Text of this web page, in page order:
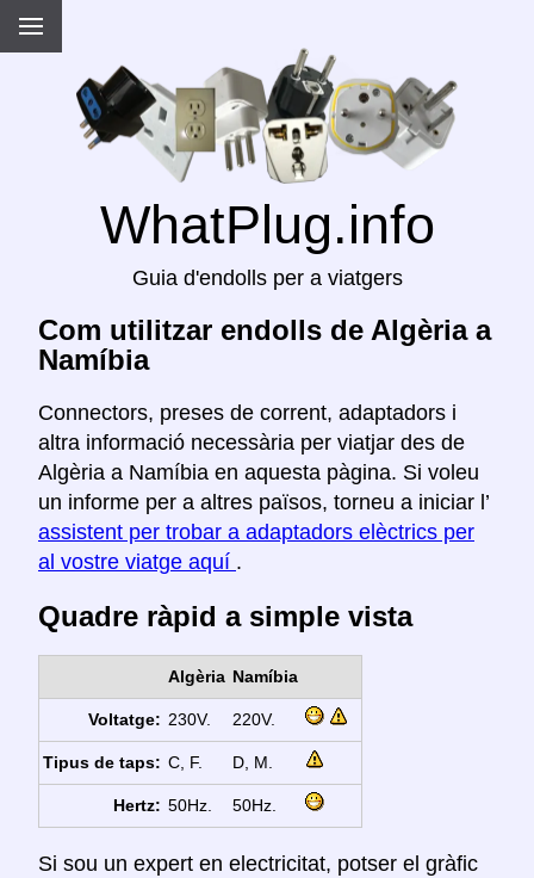
WhatPlug.info
Guia d'endolls per a viatgers
Com utilitzar endolls de Algèria a
Namíbia
Connectors, preses de corrent, adaptadors i
altra informació necessària per viatjar des de
Algèria a Namíbia en aquesta pàgina. Si voleu
un informe per a altres països, torneu a iniciar l’
assistent per trobar a adaptadors elèctrics per
al vostre viatge aquí .
Quadre ràpid a simple vista
Algèria Namíbia
Voltatge: 230V. 220V.
Tipus de taps: C, F. D, M.
Hertz: 50Hz. 50Hz.
Si sou un expert en electricitat, potser el gràfic